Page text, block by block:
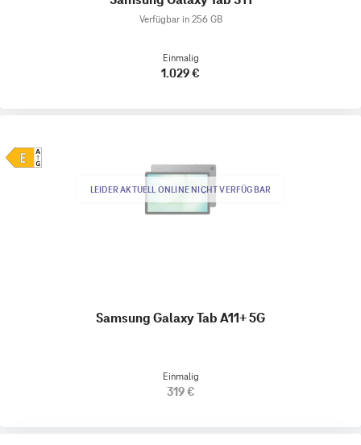
Verfügbar in 256 GB
Einmalig
1.029 €
LEIDER AKTUELL ONLINE NICHT VERFÜGBAR
Samsung Galaxy Tab A11+ 5G
Einmalig
319 €